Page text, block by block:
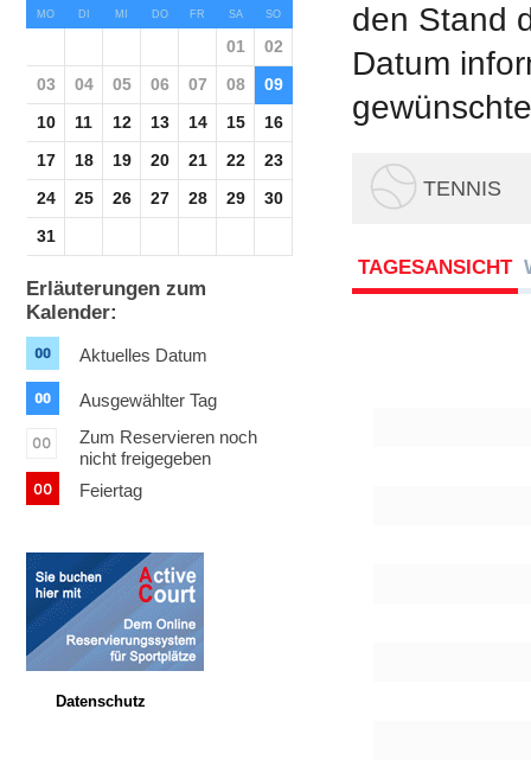
MO DI MI DO FR SA SO
01
02
03
04 05 06 07 08
09
10
11 12 13 14 15
16
17
18 19 20 21 22
23
24
25 26 27 28 29
30
31
Erläuterungen zum
Kalender:
Aktuelles Datum
Ausgewählter Tag
Zum Reservieren noch
nicht freigegeben
Feiertag
Datenschutz
den Stand
Datum
TENNIS
TAGESANSICHT